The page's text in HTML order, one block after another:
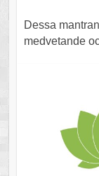
Dessa
medvetande